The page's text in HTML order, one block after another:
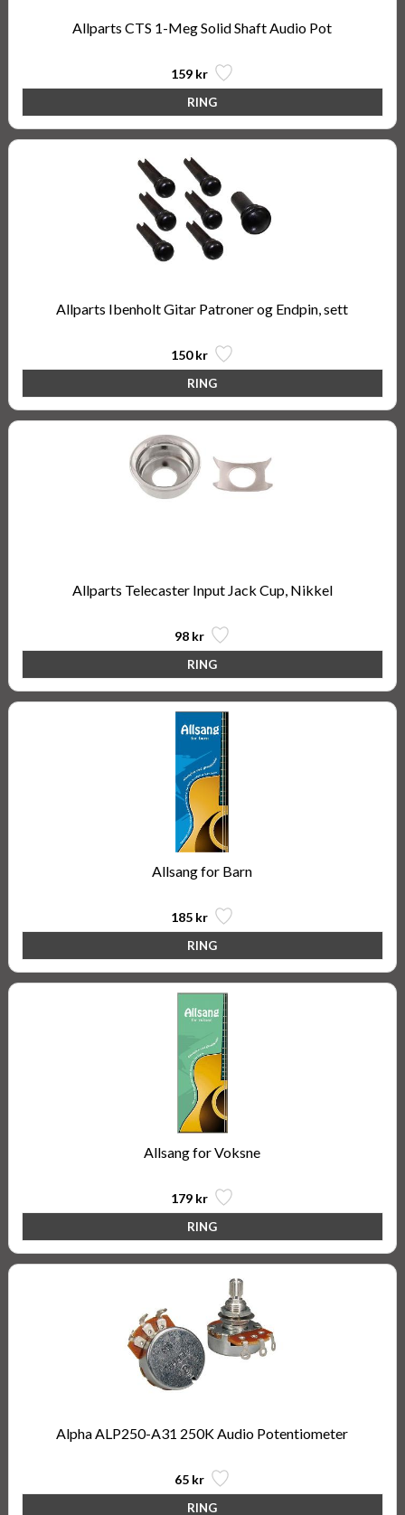
Allparts CTS 1-Meg Solid Shaft Audio Pot
159 kr
Allparts Ibenholt Gitar Patroner og Endpin, sett
150 kr
Allparts Telecaster Input Jack Cup, Nikkel
98 kr
Allsang for Barn
185 kr
Allsang for Voksne
179 kr
Alpha ALP250-A31 250K Audio Potentiometer
65 kr